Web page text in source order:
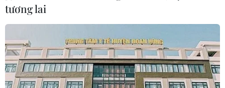
những giá trị trường tồn với lịch sử
dân tộc
05/06/2026 03:31
tương lai